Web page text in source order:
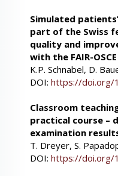
Simulated
part of the Swiss
quality and
with the FAIR-
K.P. Schnabel, D.
DOI:https://doi.org/
Classroom
practical course –
examination
T. Dreyer, S.
DOI:https://doi.org/